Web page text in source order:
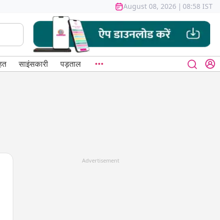
August 08, 2026 | 08:58 IST
साइंसकारी पड़ताल
Advertisement